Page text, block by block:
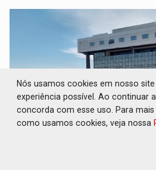
JUDICIÁRIO: Sinjur
Nós usamos cookies em nosso
experiência possível. Ao continuar
concorda com esse uso. Para
como usamos cookies, veja nossa